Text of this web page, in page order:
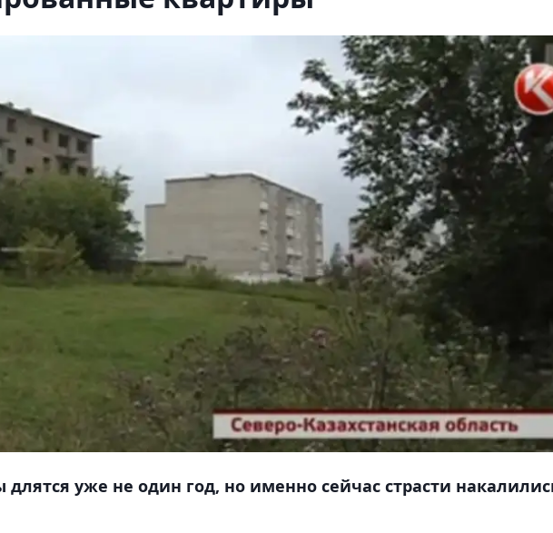
длятся уже не один год, но именно сейчас страсти